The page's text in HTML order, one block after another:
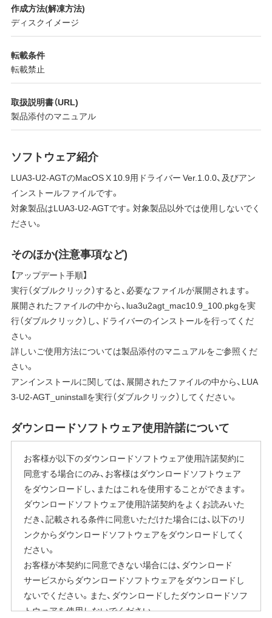
作成方法(解凍方法)
ディスクイメージ
転載条件
転載禁止
取扱説明書（URL)
製品添付のマニュアル
ソフトウェア紹介
LUA3-U2-AGTのMacOS X 10.9用ドライバー Ver.1.0.0、及びアン
インストールファイルです。
対象製品はLUA3-U2-AGTです。対象製品以外では使用しないでく
ださい。
そのほか(注意事項など)
【アップデート手順】
実行（ダブルクリック）すると、必要なファイルが展開されます。
展開されたファイルの中から、lua3u2agt_mac10.9_100.pkgを実
行（ダブルクリック）し、ドライバーのインストールを行ってくだ
さい。
詳しいご使用方法については製品添付のマニュアルをご参照くだ
さい。
アンインストールに関しては、展開されたファイルの中から、LUA
3-U2-AGT_uninstallを実行（ダブルクリック）してください。
ダウンロードソフトウェア使用許諾について
お客様が以下のダウンロードソフトウェア使用許諾契約に
同意する場合にのみ、お客様はダウンロードソフトウェア
をダウンロードし、またはこれを使用することができます。
ダウンロードソフトウェア使用許諾契約をよくお読みいた
だき、記載される条件に同意いただけた場合には、以下のリ
ンクからダウンロードソフトウェアをダウンロードしてく
ださい。
お客様が本契約に同意できない場合には、ダウンロード
サービスからダウンロードソフトウェアをダウンロードし
ないでください。また、ダウンロードしたダウンロードソフ
トウェアを使用しないでください。